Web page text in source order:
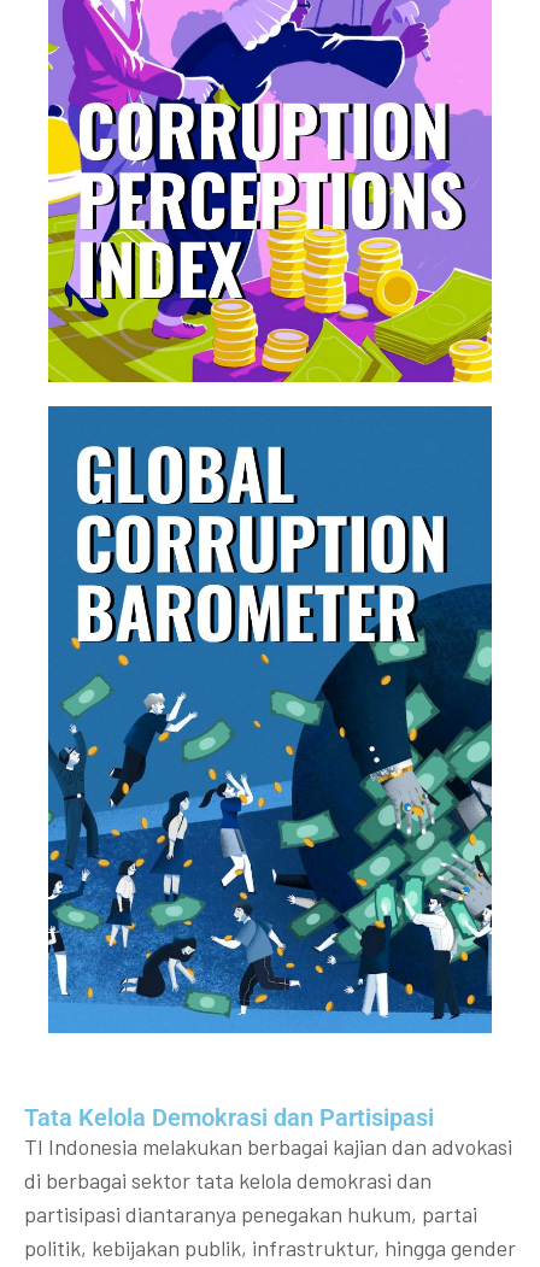
Tata Kelola Demokrasi dan Partisipasi​
TI Indonesia melakukan berbagai kajian dan advokasi
di berbagai sektor tata kelola demokrasi dan
partisipasi diantaranya penegakan hukum, partai
politik, kebijakan publik, infrastruktur, hingga gender